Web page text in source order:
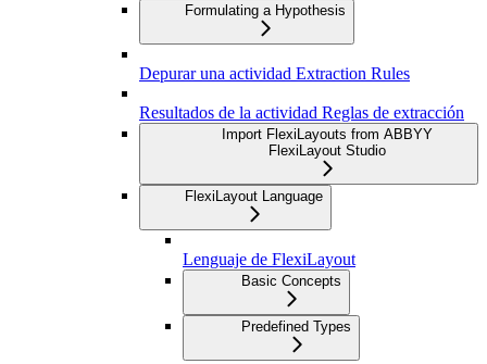
Formulating a Hypothesis
Depurar una actividad Extraction Rules
Resultados de la actividad Reglas de extracción
Import FlexiLayouts from ABBYY
FlexiLayout Studio
FlexiLayout Language
Lenguaje de FlexiLayout
Basic Concepts
Predefined Types